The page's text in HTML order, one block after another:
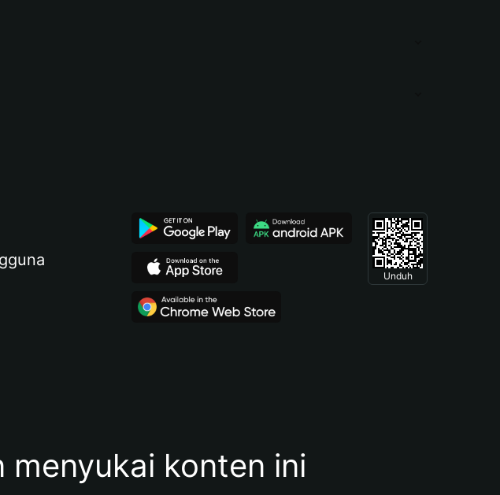
Unduh
menyukai konten ini